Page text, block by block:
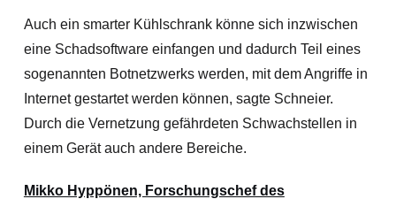
Auch ein smarter Kühlschrank könne sich inzwischen
eine Schadsoftware einfangen und dadurch Teil eines
sogenannten Botnetzwerks werden, mit dem Angriffe in
Internet gestartet werden können, sagte Schneier.
Durch die Vernetzung gefährdeten Schwachstellen in
einem Gerät auch andere Bereiche.
Mikko Hyppönen, Forschungschef des